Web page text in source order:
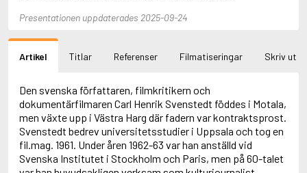
Adiga, Aravind
Adnan, Etel
Adolfsson, Evert
Adolfsson, Gunnar
Adolfsson, Josefine
Adolfsson, Maria
Adolphsen, Peter
Presentationen uppdaterades 2025-09-24
Artikel Titlar Referenser Filmatiseringar Skriv ut
Den svenska författaren, filmkritikern och
dokumentärfilmaren Carl Henrik Svenstedt föddes i Motala,
men växte upp i Västra Harg där fadern var kontraktsprost.
Svenstedt bedrev universitetsstudier i Uppsala och tog en
fil.mag. 1961. Under åren 1962-63 var han anställd vid
Svenska Institutet i Stockholm och Paris, men på 60-talet